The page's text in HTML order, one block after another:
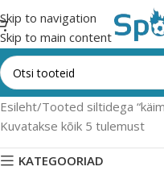
Skip to navigation
Skip to main content
Esileht Tooted siltidega
Kuvatakse kõik 5 tulemust
KATEGOORIAD